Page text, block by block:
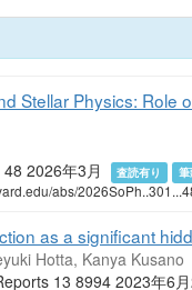
Stellar Physics: Role
2026年3月
査読有り
abs/
as a significant
Hotta, Kanya Kusano
13 8994 2023年6